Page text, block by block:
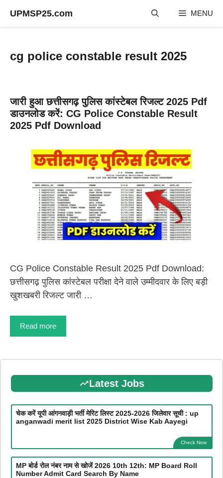
UPMSP25.com MENU
cg police constable result 2025
जारी हुआ छत्तीसगढ़ पुलिस कांस्टेबल रिजल्ट 2025 Pdf
डाउनलोड करें: CG Police Constable Result
2025 Pdf Download
CG Police Constable Result 2025 Pdf Download:
छत्तीसगढ़ पुलिस कांस्टेबल परीक्षा देने वाले उम्मीदवार के लिए बड़ी
खुशखबरी रिजल्ट जारी …
Read more
Latest Jobs
चेक करें यूपी आंगनवाड़ी भर्ती मेरिट लिस्ट 2025-2026 जिलेवार सूची : up
anganwadi merit list 2025 District Wise Kab Aayegi
Check Now
MP बोर्ड रोल नंबर नाम से खोजें 2026 10th 12th: MP Board Roll
Number Admit Card Search By Name